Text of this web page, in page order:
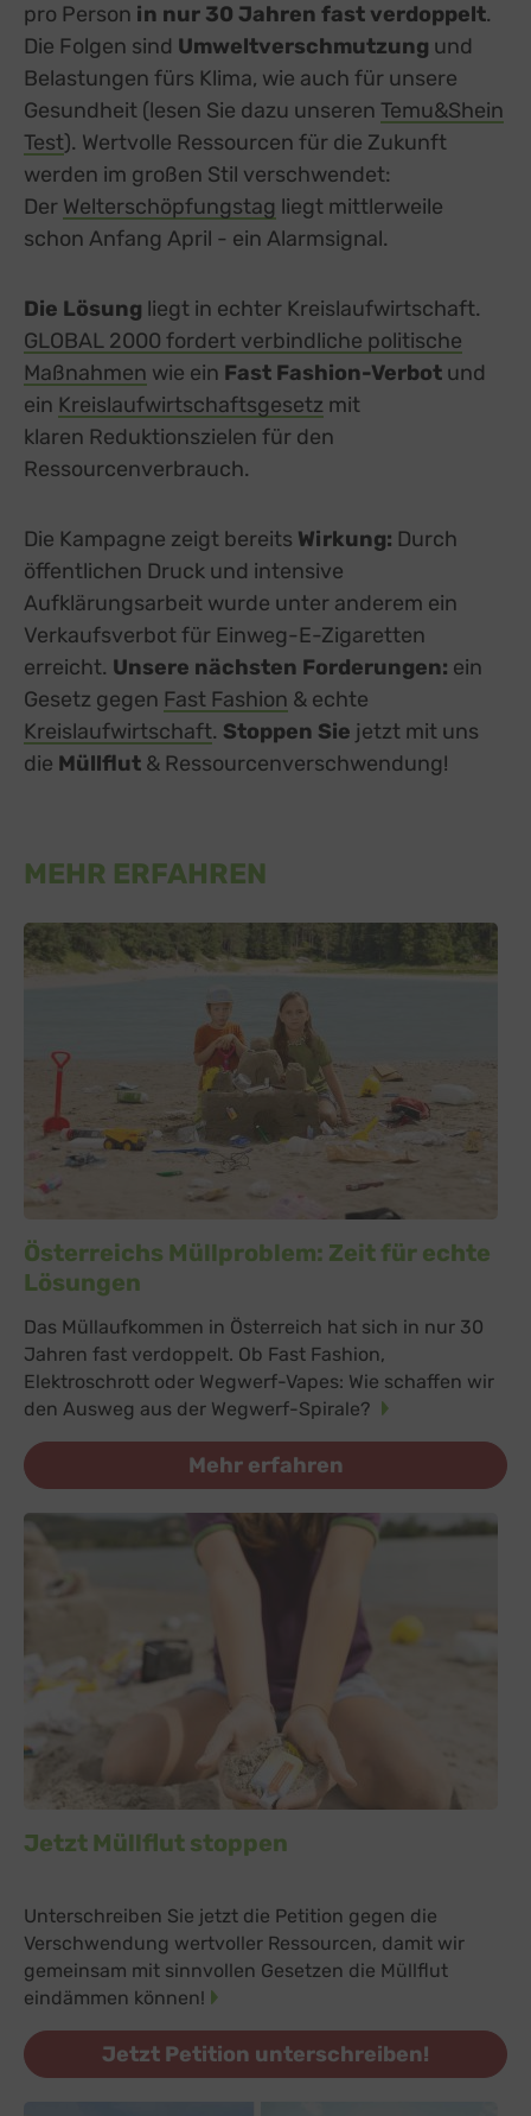
pro Person in nur 30 Jahren fast verdoppelt.
Die Folgen sind Umweltverschmutzung und
Belastungen fürs Klima, wie auch für unsere
Gesundheit (lesen Sie dazu unseren Temu&Shein
Test). Wertvolle Ressourcen für die Zukunft
werden im großen Stil verschwendet:
Der Welterschöpfungstag liegt mittlerweile
schon Anfang April - ein Alarmsignal.
Die Lösung liegt in echter Kreislaufwirtschaft.
GLOBAL 2000 fordert verbindliche politische
Maßnahmen wie ein Fast Fashion-Verbot und
ein Kreislaufwirtschaftsgesetz mit
klaren Reduktionszielen für den
Ressourcenverbrauch.
Die Kampagne zeigt bereits Wirkung: Durch
öffentlichen Druck und intensive
Aufklärungsarbeit wurde unter anderem ein
Verkaufsverbot für Einweg-E-Zigaretten
erreicht. Unsere nächsten Forderungen: ein
Gesetz gegen Fast Fashion & echte
Kreislaufwirtschaft. Stoppen Sie jetzt mit uns
die Müllflut & Ressourcenverschwendung!
MEHR ERFAHREN
Österreichs Müllproblem: Zeit für echte
Lösungen
Das Müllaufkommen in Österreich hat sich in nur 30
Jahren fast verdoppelt. Ob Fast Fashion,
Elektroschrott oder Wegwerf-Vapes: Wie schaffen wir
den Ausweg aus der Wegwerf-Spirale?
Mehr erfahren
Jetzt Müllflut stoppen
Unterschreiben Sie jetzt die Petition gegen die
Verschwendung wertvoller Ressourcen, damit wir
gemeinsam mit sinnvollen Gesetzen die Müllflut
eindämmen können!
Jetzt Petition unterschreiben!